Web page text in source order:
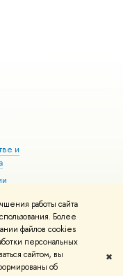
работы сайта
Более
файлов cookies
персональных
сайтом, вы
об
✖
и